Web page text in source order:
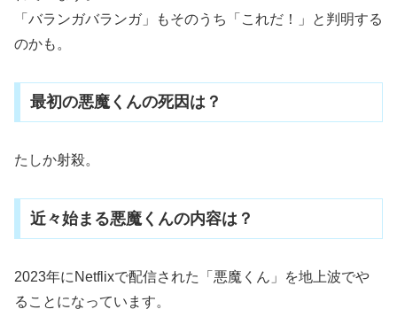
「バランガバランガ」もそのうち「これだ！」と判明する
のかも。
最初の悪魔くんの死因は？
たしか射殺。
近々始まる悪魔くんの内容は？
2023年にNetflixで配信された「悪魔くん」を地上波でや
ることになっています。